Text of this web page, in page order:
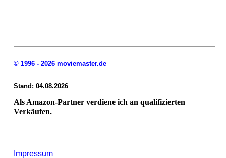
© 1996 - 2026 moviemaster.de
Stand: 04.08.2026
Als Amazon-Partner verdiene ich an qualifizierten
Verkäufen.
Impressum